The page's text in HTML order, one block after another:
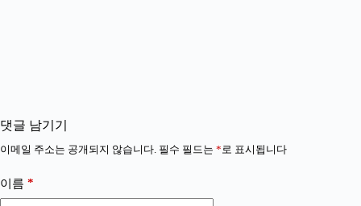
댓글 남기기
이메일 주소는 공개되지 않습니다. 필수 필드는 *로 표시됩니다
이름 *